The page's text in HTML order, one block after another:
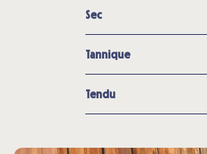
Sec
Tannique
Tendu